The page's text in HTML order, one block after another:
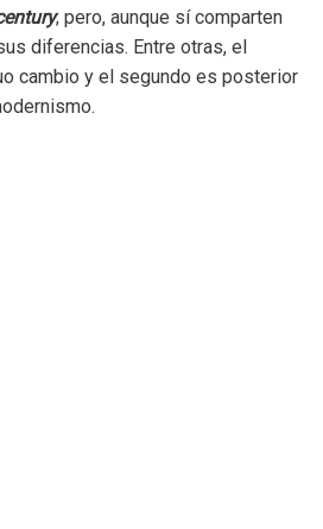
; pero, aunque sí comparten
diferencias. Entre otras, el
cambio y el segundo es posterior